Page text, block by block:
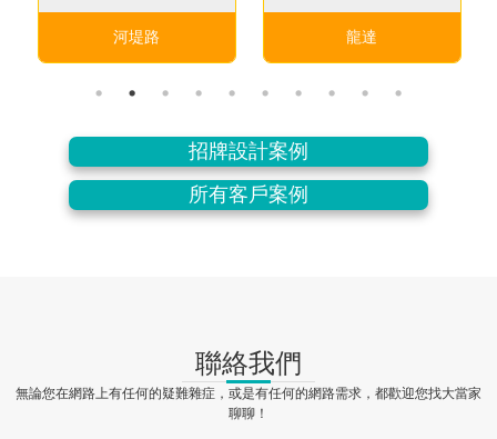
河堤路 龍達
招牌設計案例
所有客戶案例
聯絡我們
無論您在網路上有任何的疑難雜症，或是有任何的網路需求，都歡迎您找大當家
聊聊！